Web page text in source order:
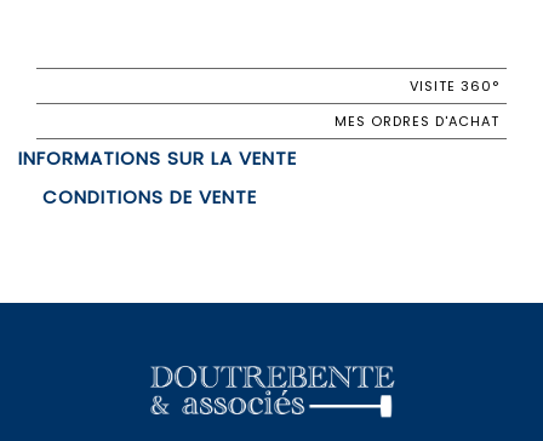
VISITE 360°
MES ORDRES D'ACHAT
INFORMATIONS SUR LA VENTE
CONDITIONS DE VENTE